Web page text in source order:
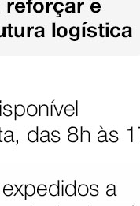
21,76
(Preço